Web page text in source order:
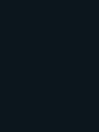
van ieder vlak
delen van dezelfde
op de lengteas van het
dat in het algemeen
in elk der uiteinden
tenminste vier;
van de uitstekende
nodig, afzonderlijk
die door
gebruikt men de regel
einden in voor- en
gebogen lijnen